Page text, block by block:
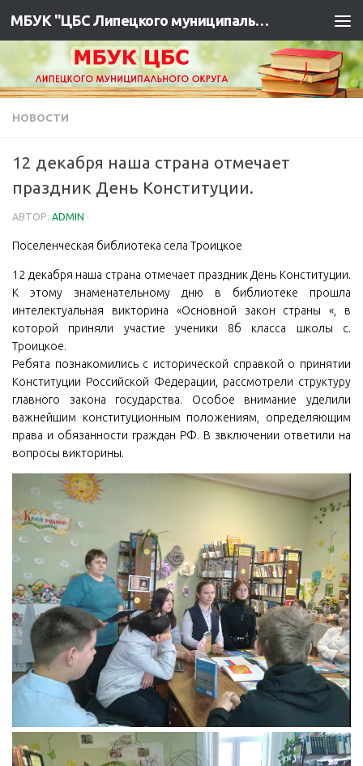
МБУК "ЦБС Липецкого муниципального района"
НОВОСТИ
12 декабря наша страна отмечает
праздник День Конституции.
АВТОР: ADMIN ·
Поселенческая библиотека села Троицкое
12 декабря наша страна отмечает праздник День Конституции.
К этому знаменательному дню в библиотеке прошла
интелектуальная викторина «Основной закон страны «, в
которой приняли участие ученики 8б класса школы с.
Троицкое.
Ребята познакомились с исторической справкой о принятии
Конституции Российской Федерации, рассмотрели структуру
главного закона государства. Особое внимание уделили
важнейшим конституционным положениям, определяющим
права и обязанности граждан РФ. В звключении ответили на
вопросы викторины.